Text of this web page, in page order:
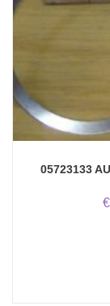
05723133
€